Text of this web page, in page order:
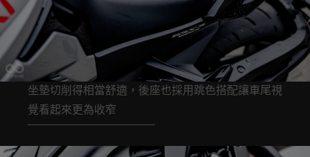
坐墊切削得相當舒適，後座也採用跳色搭配讓車尾視
覺看起來更為收窄